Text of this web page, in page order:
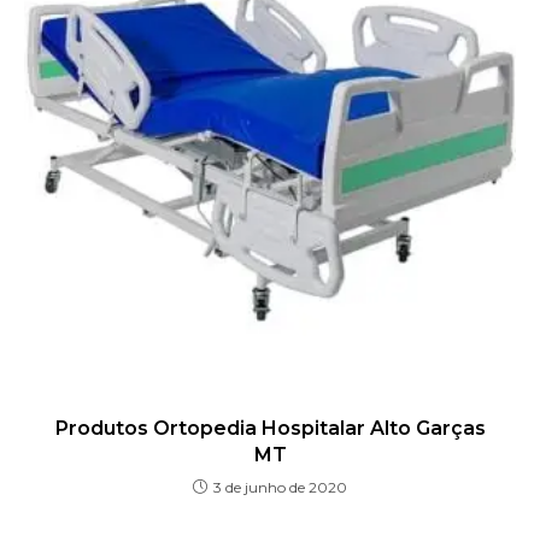
Produtos Ortopedia Hospitalar Alto Garças
MT
3 de junho de 2020